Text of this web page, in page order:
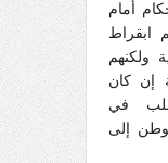
أمام
ابقراط
ولكنهم
إن كان
في
إلى